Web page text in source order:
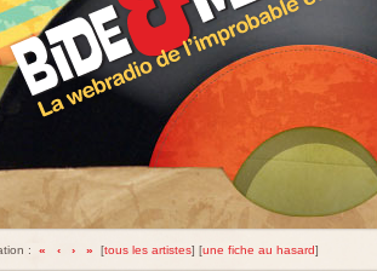
: « ‹ › » [tous les artistes] [une fiche au hasard]